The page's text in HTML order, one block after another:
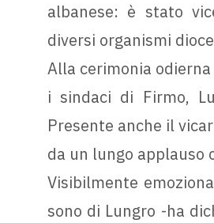
albanese: è stato
diversi organismi
Alla cerimonia
i sindaci di Firmo,
Presente anche il
da un lungo applauso
Visibilmente
sono di Lungro -ha